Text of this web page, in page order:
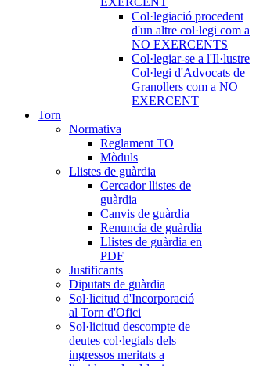
Col·legiació procedent
d'un altre col·legi com a
NO EXERCENTS
Col·legiar-se a l'Il·lustre
Col·legi d'Advocats de
Granollers com a NO
EXERCENT
Torn
Normativa
Reglament TO
Mòduls
Llistes de guàrdia
Cercador llistes de
guàrdia
Canvis de guàrdia
Renuncia de guàrdia
Llistes de guàrdia en
PDF
Justificants
Diputats de guàrdia
Sol·licitud d'Incorporació
al Torn d'Ofici
Sol·licitud descompte de
deutes col·legials dels
ingressos meritats a